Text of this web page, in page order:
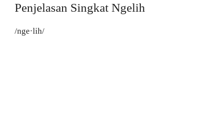
Penjelasan Singkat Ngelih
/nge·lih/